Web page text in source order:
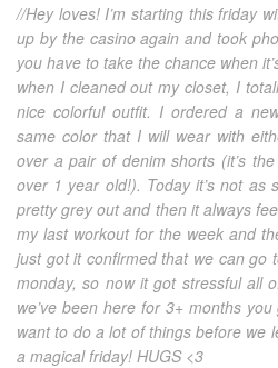
//Hey loves! I’m starting this friday
up by the casino again and took
you have to take the chance when
when I cleaned out my closet, I
nice colorful outfit. I ordered a
same color that I will wear with
over a pair of denim shorts (it’s
over 1 year old!). Today it’s not as
pretty grey out and then it always
my last workout for the week and
just got it confirmed that we can go
monday, so now it got stressful all
we’ve been here for 3+ months
want to do a lot of things before we
a magical friday! HUGS <3